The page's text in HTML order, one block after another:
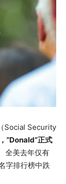
Social Security
“Donald”正式
全美去年仅有
字排行榜中跌